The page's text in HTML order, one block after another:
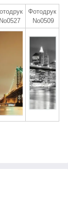
No0527
Фотодрук
No0509